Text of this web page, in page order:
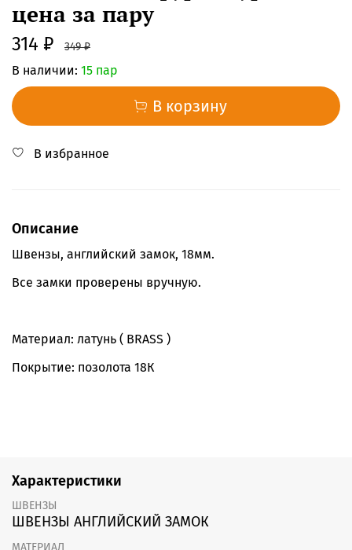
цена за пару
314 ₽ 349 ₽
В наличии: 15 пар
В корзину
В избранное
Описание
Швензы, английский замок, 18мм.
Все замки проверены вручную.
Материал: латунь ( BRASS )
Покрытие: позолота 18К
Характеристики
ШВЕНЗЫ
ШВЕНЗЫ АНГЛИЙСКИЙ ЗАМОК
МАТЕРИАЛ